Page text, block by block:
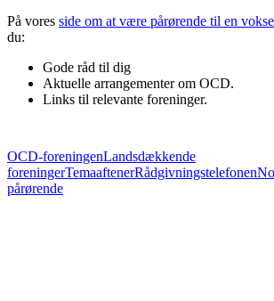
På vores side om at være pårørende til en
du:
Gode råd til dig
Aktuelle arrangementer om OCD.
Links til relevante foreninger.
OCD-foreningenLandsdækkende
foreningerTemaaftenerRådgivningstelefonen
pårørende